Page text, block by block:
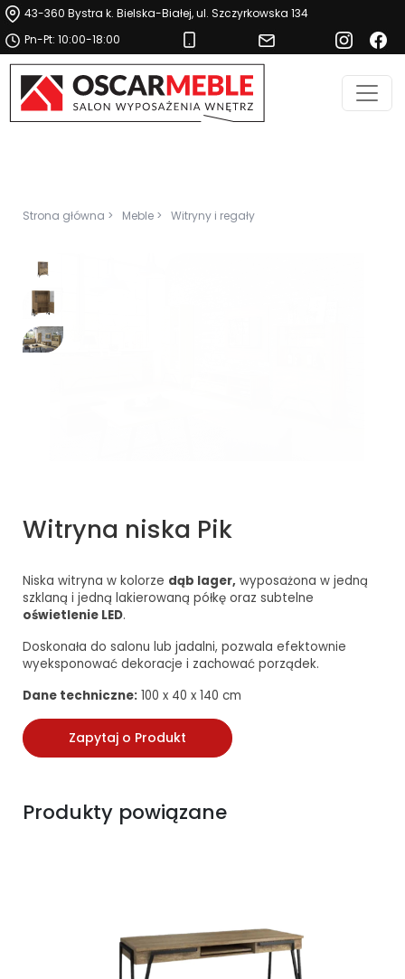
43-360 Bystra k. Bielska-Białej, ul. Szczyrkowska 134
Pn-Pt: 10:00-18:00
Strona główna > Meble > Witryny i regały
Witryna niska Pik
Niska witryna w kolorze dąb lager, wyposażona w jedną
szklaną i jedną lakierowaną półkę oraz subtelne
oświetlenie LED.
Doskonała do salonu lub jadalni, pozwala efektownie
wyeksponować dekoracje i zachować porządek.
Dane techniczne: 100 x 40 x 140 cm
Zapytaj o Produkt
Produkty powiązane